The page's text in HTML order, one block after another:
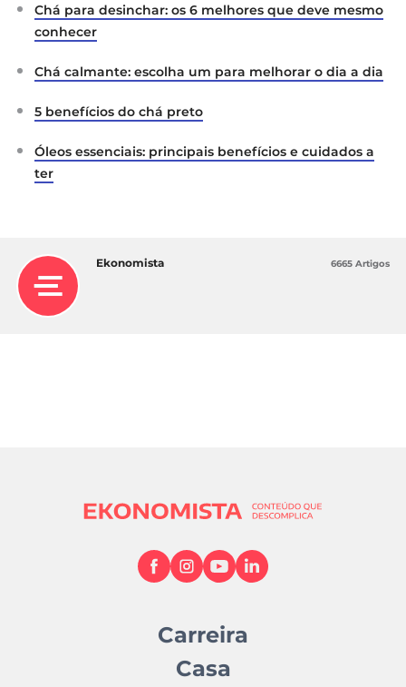
Chá para desinchar: os 6 melhores que deve mesmo
conhecer
Chá calmante: escolha um para melhorar o dia a dia
5 benefícios do chá preto
Óleos essenciais: principais benefícios e cuidados a
ter
Ekonomista 6665 Artigos
Carreira
Casa